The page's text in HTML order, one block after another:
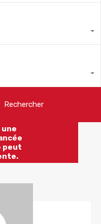
Rechercher
peut